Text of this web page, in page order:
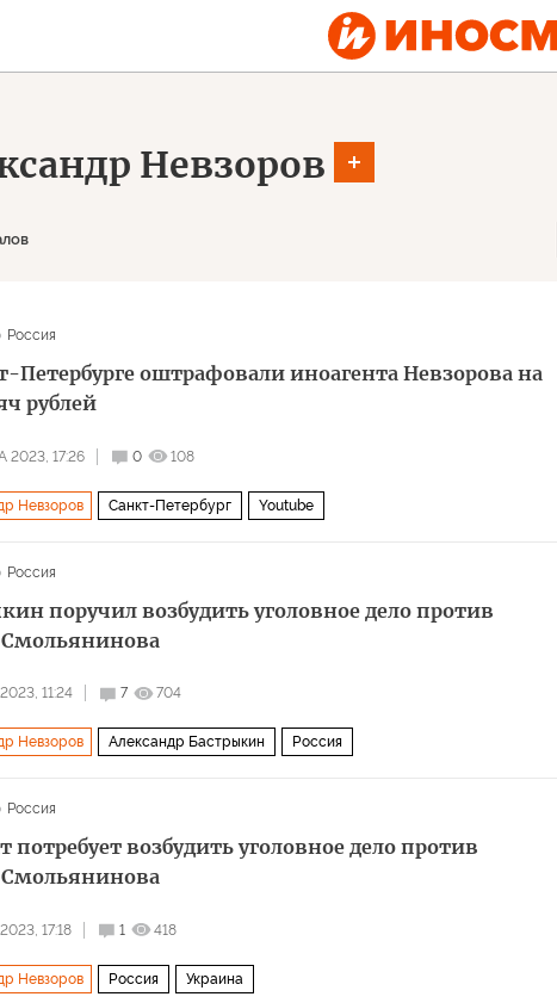
Невзоров
Россия
Петербурге оштрафовали иноагента Невзорова на
рублей
2023, 17:26 0 108
Невзоров Санкт-Петербург Youtube
Россия
поручил возбудить уголовное дело против
Смольянинова
11:24 7 704
Невзоров Александр Бастрыкин Россия
Россия
потребует возбудить уголовное дело против
Смольянинова
17:18 1 418
Невзоров Россия Украина